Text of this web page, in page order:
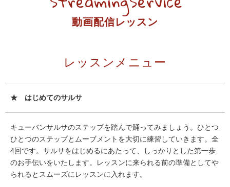
動画配信レッスン
レッスンメニュー
★ はじめてのサルサ
キューバンサルサのステップを踏んで踊ってみましょう。ひとつ
ひとつのステップとムーブメントを大切に練習していきます。全
4回です。サルサをはじめるにあたって、しっかりとした第一歩
のお手伝いをいたします。レッスンに来られる前の準備としてや
られるとスムーズにレッスンに入れます。